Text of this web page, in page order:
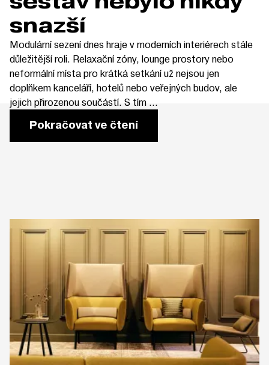
snazší
Modulární sezení dnes hraje v moderních interiérech stále
důležitější roli. Relaxační zóny, lounge prostory nebo
neformální místa pro krátká setkání už nejsou jen
doplňkem kanceláří, hotelů nebo veřejných budov, ale
jejich přirozenou součástí. S tím ...
Pokračovat ve čtení